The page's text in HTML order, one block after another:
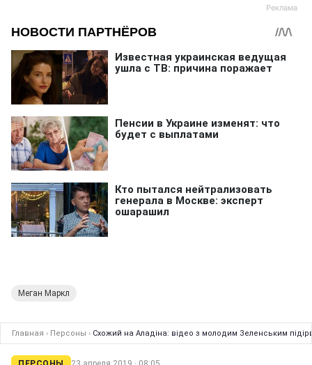
Меган Маркл
Главная › Персоны › Схожий на Аладіна: відео з молодим Зеленським